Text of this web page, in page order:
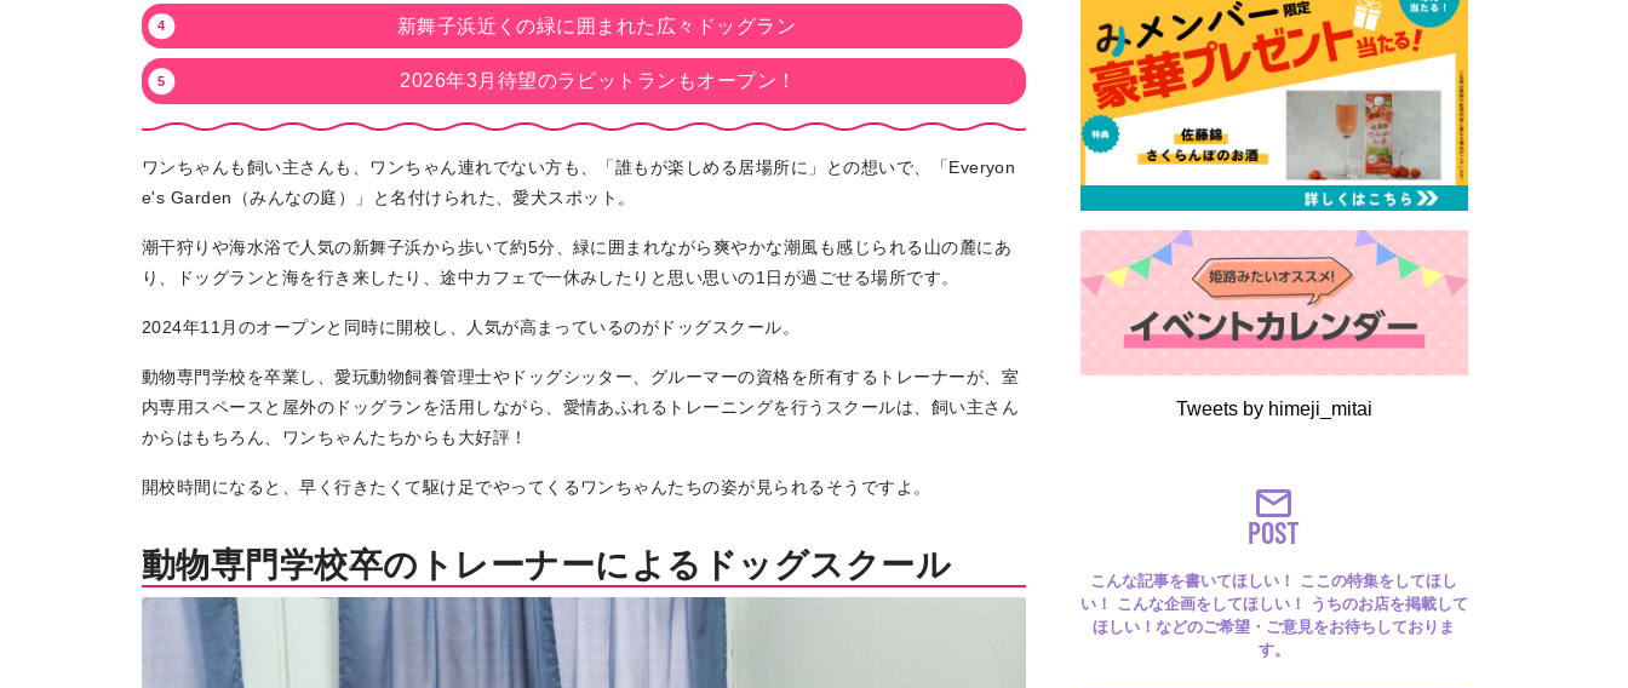
新舞子浜近くの緑に囲まれた広々ドッグラン
2026年3月待望のラビットランもオープン！
ワンちゃんも飼い主さんも、ワンちゃん連れでない方も、「誰もが楽しめる居場所に」との想いで、「Everyon
e's Garden（みんなの庭）」と名付けられた、愛犬スポット。
潮干狩りや海水浴で人気の新舞子浜から歩いて約5分、緑に囲まれながら爽やかな潮風も感じられる山の麓にあ
り、ドッグランと海を行き来したり、途中カフェで一休みしたりと思い思いの1日が過ごせる場所です。
2024年11月のオープンと同時に開校し、人気が高まっているのがドッグスクール。
動物専門学校を卒業し、愛玩動物飼養管理士やドッグシッター、グルーマーの資格を所有するトレーナーが、室
内専用スペースと屋外のドッグランを活用しながら、愛情あふれるトレーニングを行うスクールは、飼い主さん
からはもちろん、ワンちゃんたちからも大好評！
開校時間になると、早く行きたくて駆け足でやってくるワンちゃんたちの姿が見られるそうですよ。
動物専門学校卒のトレーナーによるドッグスクール
Tweets by himeji_mitai
POST
こんな記事を書いてほしい！ ここの特集をしてほし
い！ こんな企画をしてほしい！ うちのお店を掲載して
ほしい！などのご希望・ご意見をお待ちしておりま
す。